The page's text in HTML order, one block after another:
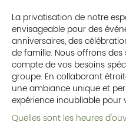
La privatisation de notre
envisageable pour des
anniversaires, des
de famille. Nous offrons
compte de vos besoins
groupe. En collaborant
une ambiance unique et
expérience inoubliable pour
Quelles sont les heures